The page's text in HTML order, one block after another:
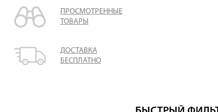
ПРОСМОТРЕННЫЕ
ТОВАРЫ
ДОСТАВКА
БЕСПЛАТНО